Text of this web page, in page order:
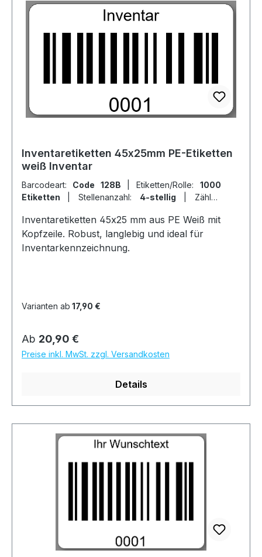
Inventaretiketten 45x25mm PE-Etiketten
weiß Inventar
Barcodeart: Code 128B Etiketten/Rolle: 1000
Etiketten
Stellenanzahl: 4-stellig
Zähler:
Inventaretiketten 45x25 mm aus PE Weiß mit
Kopfzeile. Robust, langlebig und ideal für
Inventarkennzeichnung.
Varianten ab 17,90 €
Regulärer Preis:
Ab 20,90 €
Preise inkl. MwSt. zzgl. Versandkosten
Details